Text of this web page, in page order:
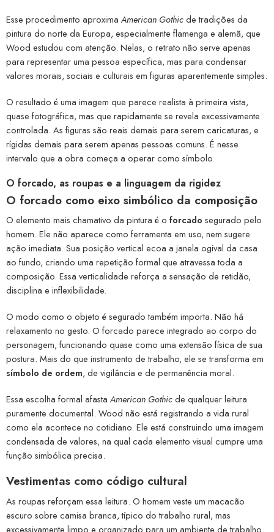
Esse procedimento aproxima American Gothicde tradições da
pintura do norte da Europa, especialmente flamenga e alemã, que
Wood estudou com atenção. Nelas, o retrato não serve apenas
para representar uma pessoa específica, mas para condensar
valores morais, sociais e culturais em figuras aparentemente simples.
O resultado é uma imagem que parece realista à primeira vista,
quase fotográfica, mas que rapidamente se revela excessivamente
controlada. As figuras são reais demais para serem caricaturas, e
rígidas demais para serem apenas pessoas comuns. É nesse
intervalo que a obra começa a operar como símbolo.
O forcado, as roupas e a linguagem da rigidez
O forcado como eixo simbólico da composição
O elemento mais chamativo da pintura é o forcado segurado pelo
homem. Ele não aparece como ferramenta em uso, nem sugere
ação imediata. Sua posição vertical ecoa a janela ogival da casa
ao fundo, criando uma repetição formal que atravessa toda a
composição. Essa verticalidade reforça a sensação de retidão,
disciplina e inflexibilidade.
O modo como o objeto é segurado também importa. Não há
relaxamento no gesto. O forcado parece integrado ao corpo do
personagem, funcionando quase como uma extensão física de sua
postura. Mais do que instrumento de trabalho, ele se transforma em
símbolo de ordem, de vigilância e de permanência moral.
Essa escolha formal afasta American Gothicde qualquer leitura
puramente documental. Wood não está registrando a vida rural
como ela acontece no cotidiano. Ele está construindo uma imagem
condensada de valores, na qual cada elemento visual cumpre uma
função simbólica precisa.
Vestimentas como código cultural
As roupas reforçam essa leitura. O homem veste um macacão
escuro sobre camisa branca, típico do trabalho rural, mas
excessivamente limpo e organizado para um ambiente de trabalho